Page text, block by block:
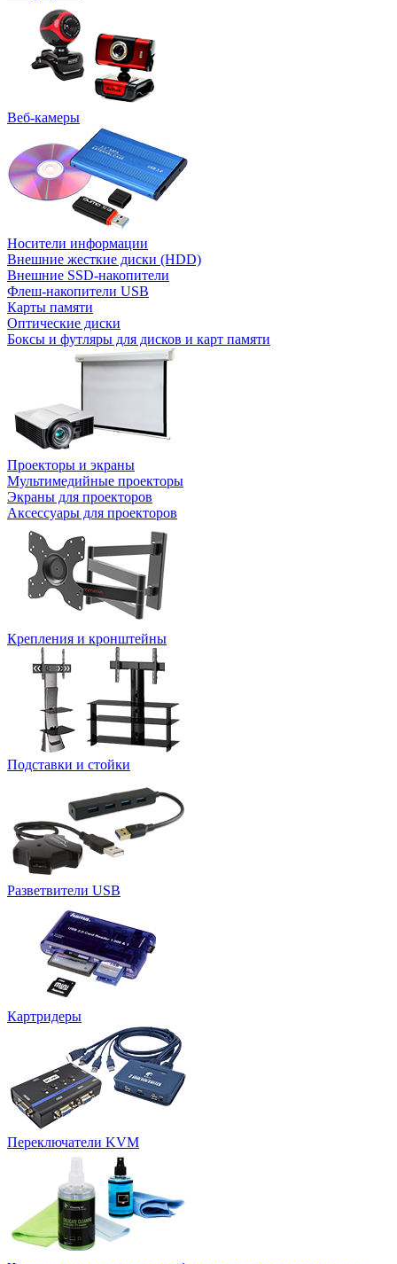
Веб-камеры
Носители информации
Внешние жесткие диски (HDD)
Внешние SSD-накопители
Флеш-накопители USB
Карты памяти
Оптические диски
Боксы и футляры для дисков и карт памяти
Проекторы и экраны
Мультимедийные проекторы
Экраны для проекторов
Аксессуары для проекторов
Крепления и кронштейны
Подставки и стойки
Разветвители USB
Картридеры
Переключатели KVM